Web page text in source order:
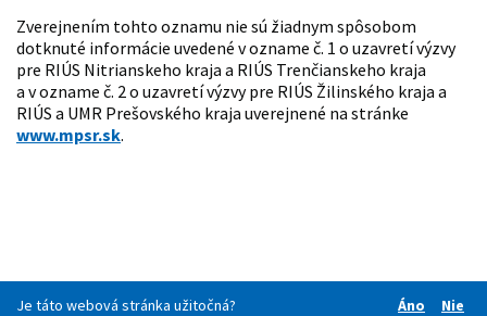
Zverejnením tohto oznamu nie sú žiadnym spôsobom
dotknuté informácie uvedené v ozname č. 1 o uzavretí výzvy
pre RIÚS Nitrianskeho kraja a RIÚS Trenčianskeho kraja
a v ozname č. 2 o uzavretí výzvy pre RIÚS Žilinského kraja a
RIÚS a UMR Prešovského kraja uverejnené na stránke
www.mpsr.sk.
Je táto webová stránka užitočná?
Áno
Nie